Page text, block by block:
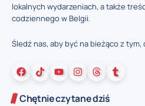
lokalnych wydarzeniach, a także
codziennego w Belgii.
Śledź nas, aby być na bieżąco z tym,
Chętnie czytane dziś